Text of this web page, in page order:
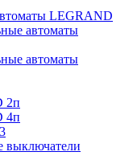
LEGRAND
автоматы
автоматы
2п
4п
выключатели